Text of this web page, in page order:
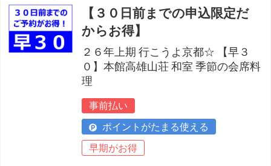
【３０日前までの申込限定だ
からお得】
２６年上期 行こうよ京都☆ 【早３
０】本館高雄山荘 和室 季節の会席料
理
事前払い
ポイントがたまる使える
早期がお得